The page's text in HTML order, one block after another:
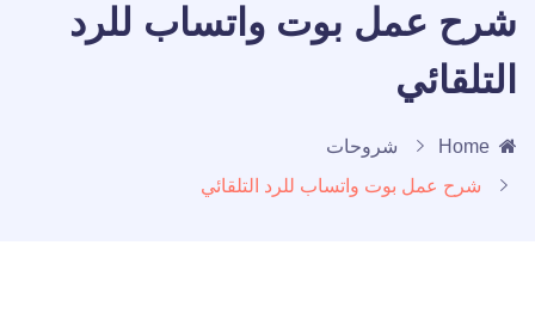
شرح عمل بوت واتساب للرد
التلقائي
Home
شروحات
شرح عمل بوت واتساب للرد التلقائي